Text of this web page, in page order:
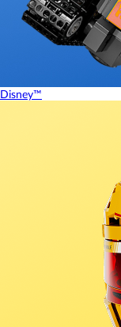
Disney™